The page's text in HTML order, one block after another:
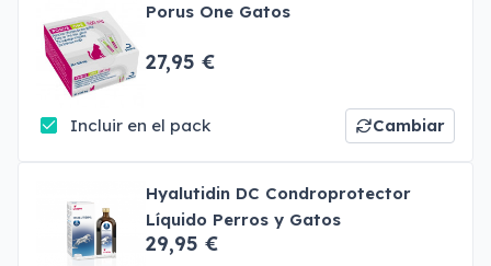
Porus One Gatos
27,95 €
Incluir en el pack Cambiar
Hyalutidin DC Condroprotector
Líquido Perros y Gatos
29,95 €